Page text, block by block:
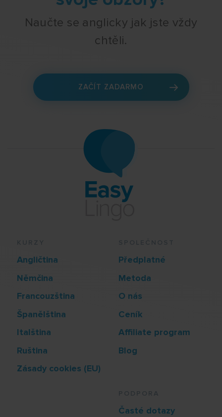
Naučte se anglicky jak jste vždy
chtěli.
ZAČÍT ZADARMO
Angličtina
Němčina
Francouzština
Španělština
Italština
Ruština
Zásady cookies (EU)
Předplatné
Metoda
O nás
Ceník
Affiliate program
Blog
Časté dotazy